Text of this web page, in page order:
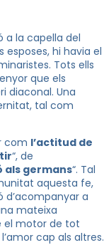
a la capella del
esposes, hi havia el
Tots ells
que els
diaconal. Una
tal com
com l’actitud de
“, de
als germans“. Tal
aquesta fe,
d’acompanyar a
mateixa
el motor de tot
cap als altres.